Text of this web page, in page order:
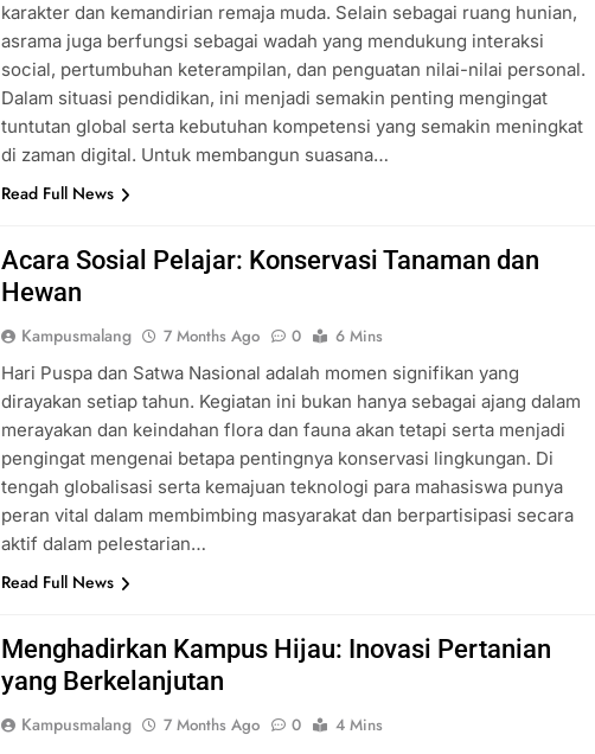
karakter dan kemandirian remaja muda. Selain sebagai ruang hunian,
asrama juga berfungsi sebagai wadah yang mendukung interaksi
social, pertumbuhan keterampilan, dan penguatan nilai-nilai personal.
Dalam situasi pendidikan, ini menjadi semakin penting mengingat
tuntutan global serta kebutuhan kompetensi yang semakin meningkat
di zaman digital. Untuk membangun suasana…
Read Full News
Acara Sosial Pelajar: Konservasi Tanaman dan
Hewan
Kampusmalang 7 Months Ago 0
6 Mins
Hari Puspa dan Satwa Nasional adalah momen signifikan yang
dirayakan setiap tahun. Kegiatan ini bukan hanya sebagai ajang dalam
merayakan dan keindahan flora dan fauna akan tetapi serta menjadi
pengingat mengenai betapa pentingnya konservasi lingkungan. Di
tengah globalisasi serta kemajuan teknologi para mahasiswa punya
peran vital dalam membimbing masyarakat dan berpartisipasi secara
aktif dalam pelestarian…
Read Full News
Menghadirkan Kampus Hijau: Inovasi Pertanian
yang Berkelanjutan
Kampusmalang 7 Months Ago 0
4 Mins